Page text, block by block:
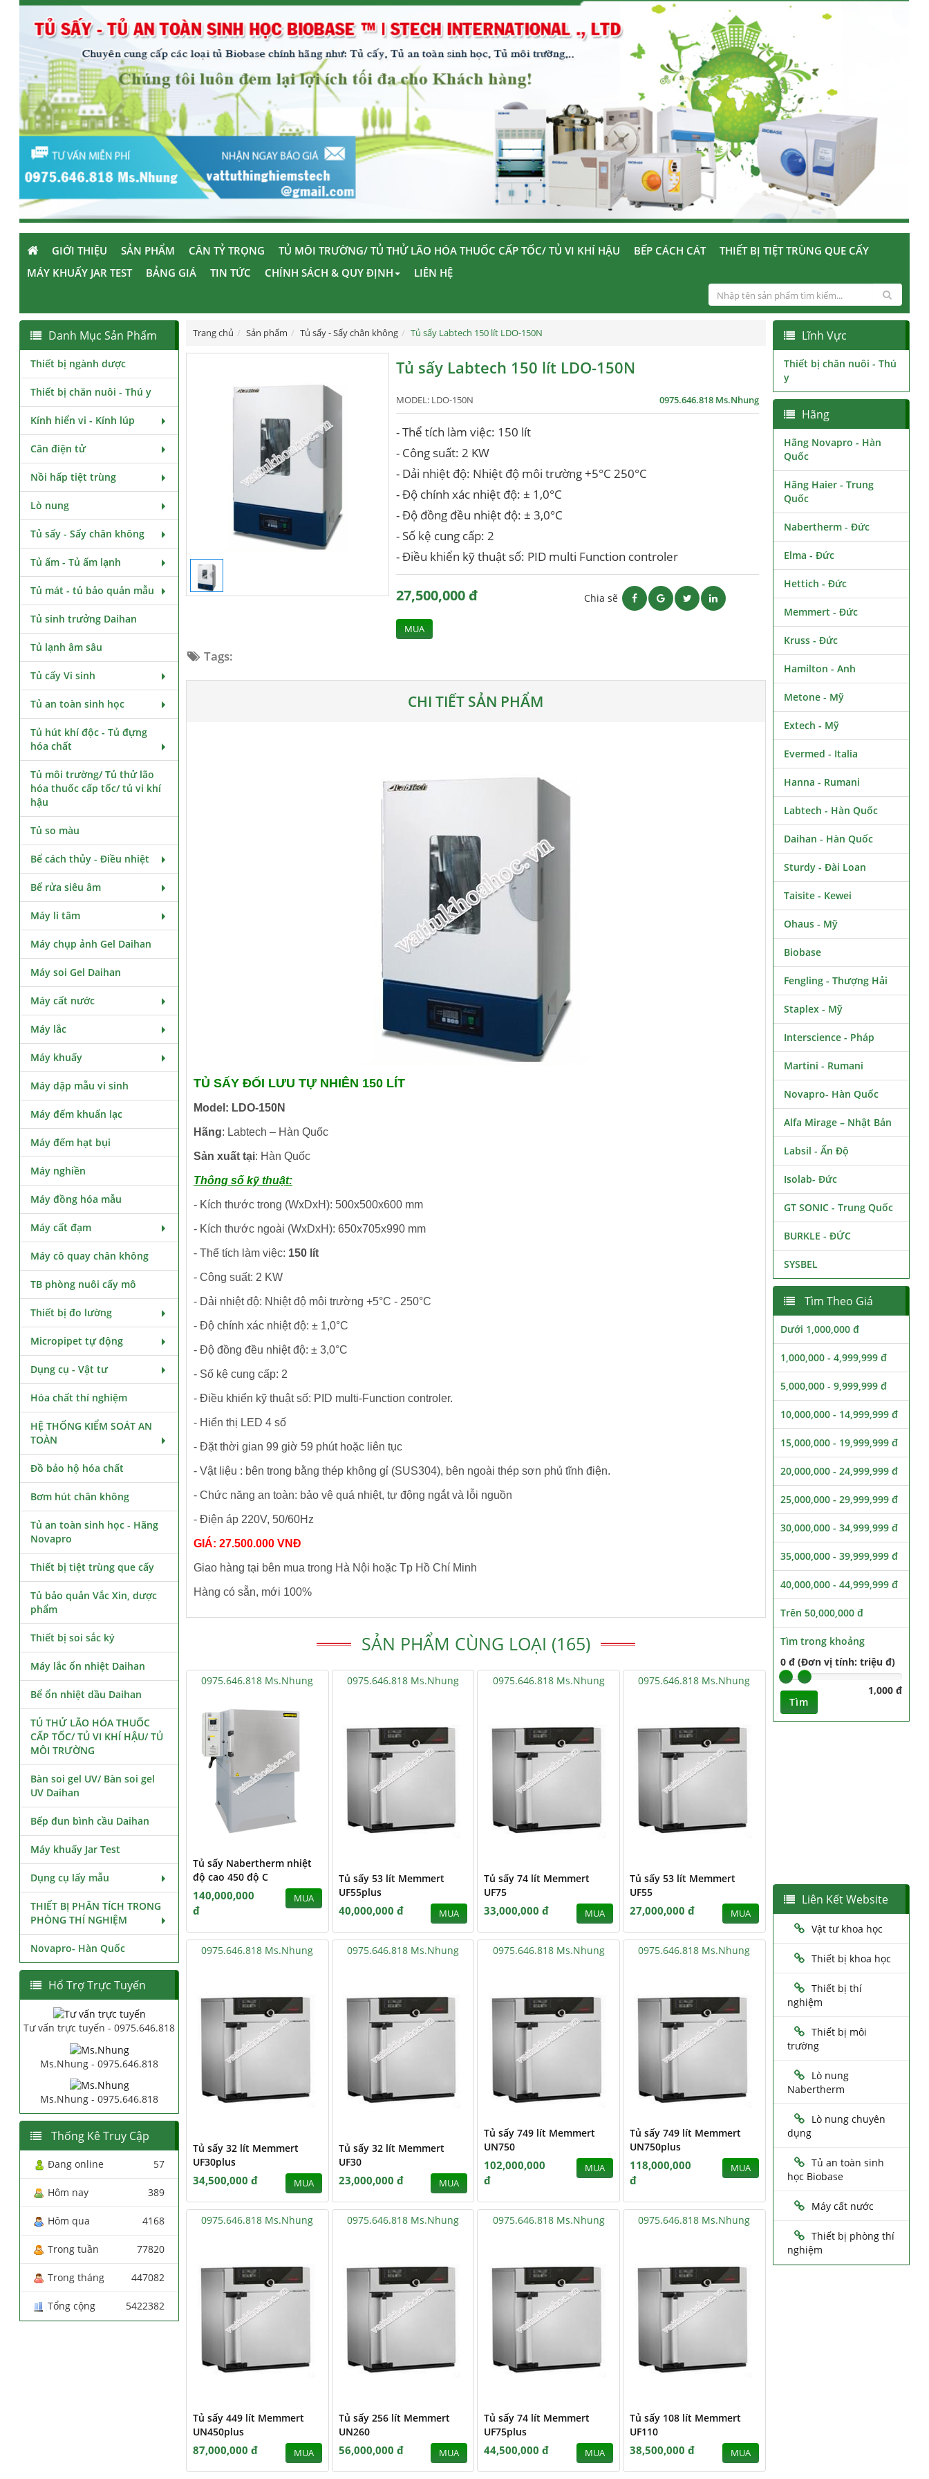
GIỚI THIỆU SẢN PHẨM CÂN TỶ TRỌNG TỦ MÔI TRƯỜNG/ TỦ THỬ LÃO HÓA THUỐC CẤP TỐC/ TỦ VI KHÍ HẬU BẾP CÁCH CÁT
THIẾT BỊ TIỆT TRÙNG QUE CẤY
MÁY KHUẤY JAR TEST
BẢNG GIÁ TIN TỨC CHÍNH SÁCH & QUY ĐỊNH LIÊN HỆ
Trang chủ Sản phẩm Tủ sấy - Sấy chân không Tủ sấy Labtech 150 lít LDO-150N
Tủ sấy Labtech 150 lít LDO-150N
MODEL: LDO-150N 0975.646.818 Ms.Nhung
- Thể tích làm việc: 150 lít
- Công suất: 2 KW
- Dải nhiệt độ: Nhiệt độ môi trường +5°C 250°C
- Độ chính xác nhiệt độ: ± 1,0°C
- Độ đồng đều nhiệt độ: ± 3,0°C
- Số kệ cung cấp: 2
- Điều khiển kỹ thuật số: PID multi Function controler
27,500,000 đ
MUA
Chia sẽ
Tags:
CHI TIẾT SẢN PHẨM
TỦ SẤY ĐỐI LƯU TỰ NHIÊN 150 LÍT
Model: LDO-150N
Hãng: Labtech – Hàn Quốc
Sản xuất tại: Hàn Quốc
Thông số kỹ thuật:
- Kích thước trong (WxDxH): 500x500x600 mm
- Kích thước ngoài (WxDxH): 650x705x990 mm
- Thể tích làm việc: 150 lít
- Công suất: 2 KW
- Dải nhiệt độ: Nhiệt độ môi trường +5°C - 250°C
- Độ chính xác nhiệt độ: ± 1,0°C
- Độ đồng đều nhiệt độ: ± 3,0°C
- Số kệ cung cấp: 2
- Điều khiển kỹ thuật số: PID multi-Function controler.
- Hiển thị LED 4 số
- Đặt thời gian 99 giờ 59 phút hoặc liên tục
- Vật liệu : bên trong bằng thép không gỉ (SUS304), bên ngoài thép sơn phủ tĩnh điện.
- Chức năng an toàn: bảo vệ quá nhiệt, tự động ngắt và lỗi nguồn
- Điện áp 220V, 50/60Hz
GIÁ: 27.500.000 VNĐ
Giao hàng tại bên mua trong Hà Nội hoặc Tp Hồ Chí Minh
Hàng có sẵn, mới 100%
SẢN PHẨM CÙNG LOẠI (165)
0975.646.818 Ms.Nhung
Tủ sấy Nabertherm nhiệt
độ cao 450 độ C
140,000,000
đ
MUA
0975.646.818 Ms.Nhung
Tủ sấy 53 lít Memmert
UF55plus
40,000,000 đ MUA
0975.646.818 Ms.Nhung
Tủ sấy 74 lít Memmert
UF75
33,000,000 đ MUA
0975.646.818 Ms.Nhung
Tủ sấy 53 lít Memmert
UF55
27,000,000 đ MUA
0975.646.818 Ms.Nhung
Tủ sấy 32 lít Memmert
UF30plus
34,500,000 đ MUA
0975.646.818 Ms.Nhung
Tủ sấy 32 lít Memmert
UF30
23,000,000 đ MUA
0975.646.818 Ms.Nhung
Tủ sấy 749 lít Memmert
UN750
102,000,000
đ
MUA
0975.646.818 Ms.Nhung
Tủ sấy 749 lít Memmert
UN750plus
118,000,000
đ
MUA
0975.646.818 Ms.Nhung
Tủ sấy 449 lít Memmert
UN450plus
87,000,000 đ MUA
0975.646.818 Ms.Nhung
Tủ sấy 256 lít Memmert
UN260
56,000,000 đ MUA
0975.646.818 Ms.Nhung
Tủ sấy 74 lít Memmert
UF75plus
44,500,000 đ MUA
0975.646.818 Ms.Nhung
Tủ sấy 108 lít Memmert
UF110
38,500,000 đ MUA
Danh Mục Sản Phẩm
Thiết bị ngành dược
Thiết bị chăn nuôi - Thú y
Kính hiển vi - Kính lúp
Cân điện tử
Nồi hấp tiệt trùng
Lò nung
Tủ sấy - Sấy chân không
Tủ ấm - Tủ ấm lạnh
Tủ mát - tủ bảo quản mẫu
Tủ sinh trưởng Daihan
Tủ lạnh âm sâu
Tủ cấy Vi sinh
Tủ an toàn sinh học
Tủ hút khí độc - Tủ đựng
hóa chất
Tủ môi trường/ Tủ thử lão
hóa thuốc cấp tốc/ tủ vi khí
hậu
Tủ so màu
Bể cách thủy - Điều nhiệt
Bể rửa siêu âm
Máy li tâm
Máy chụp ảnh Gel Daihan
Máy soi Gel Daihan
Máy cất nước
Máy lắc
Máy khuấy
Máy dập mẫu vi sinh
Máy đếm khuẩn lạc
Máy đếm hạt bụi
Máy nghiền
Máy đồng hóa mẫu
Máy cất đạm
Máy cô quay chân không
TB phòng nuôi cấy mô
Thiết bị đo lường
Micropipet tự động
Dụng cụ - Vật tư
Hóa chất thí nghiệm
HỆ THỐNG KIỂM SOÁT AN
TOÀN
Đồ bảo hộ hóa chất
Bơm hút chân không
Tủ an toàn sinh học - Hãng
Novapro
Thiết bị tiệt trùng que cấy
Tủ bảo quản Vắc Xin, dược
phẩm
Thiết bị soi sắc ký
Máy lắc ổn nhiệt Daihan
Bể ổn nhiệt dầu Daihan
TỦ THỬ LÃO HÓA THUỐC
CẤP TỐC/ TỦ VI KHÍ HẬU/ TỦ
MÔI TRƯỜNG
Bàn soi gel UV/ Bàn soi gel
UV Daihan
Bếp đun bình cầu Daihan
Máy khuấy Jar Test
Dụng cụ lấy mẫu
THIẾT BỊ PHÂN TÍCH TRONG
PHÒNG THÍ NGHIỆM
Novapro- Hàn Quốc
Hổ Trợ Trực Tuyến
Tư vấn trực tuyến - 0975.646.818
Ms.Nhung - 0975.646.818
Ms.Nhung - 0975.646.818
Thống Kê Truy Cập
Đang online 57
Hôm nay 389
Hôm qua 4168
Trong tuần 77820
Trong tháng 447082
Tổng cộng 5422382
Lĩnh Vực
Thiết bị chăn nuôi - Thú
y
Hãng
Hãng Novapro - Hàn
Quốc
Hãng Haier - Trung
Quốc
Nabertherm - Đức
Elma - Đức
Hettich - Đức
Memmert - Đức
Kruss - Đức
Hamilton - Anh
Metone - Mỹ
Extech - Mỹ
Evermed - Italia
Hanna - Rumani
Labtech - Hàn Quốc
Daihan - Hàn Quốc
Sturdy - Đài Loan
Taisite - Kewei
Ohaus - Mỹ
Biobase
Fengling - Thượng Hải
Staplex - Mỹ
Interscience - Pháp
Martini - Rumani
Novapro- Hàn Quốc
Alfa Mirage – Nhật Bản
Labsil - Ấn Độ
Isolab- Đức
GT SONIC - Trung Quốc
BURKLE - ĐỨC
SYSBEL
Tìm Theo Giá
Dưới 1,000,000 đ
1,000,000 - 4,999,999 đ
5,000,000 - 9,999,999 đ
10,000,000 - 14,999,999 đ
15,000,000 - 19,999,999 đ
20,000,000 - 24,999,999 đ
25,000,000 - 29,999,999 đ
30,000,000 - 34,999,999 đ
35,000,000 - 39,999,999 đ
40,000,000 - 44,999,999 đ
Trên 50,000,000 đ
Tìm trong khoảng
0 đ (Đơn vị tính: triệu đ)
1,000 đ
Tìm
Liên Kết Website
Vật tư khoa học
Thiết bị khoa học
Thiết bị thí
nghiệm
Thiết bị môi
trường
Lò nung
Nabertherm
Lò nung chuyên
dụng
Tủ an toàn sinh
học Biobase
Máy cất nước
Thiết bị phòng thí
nghiệm